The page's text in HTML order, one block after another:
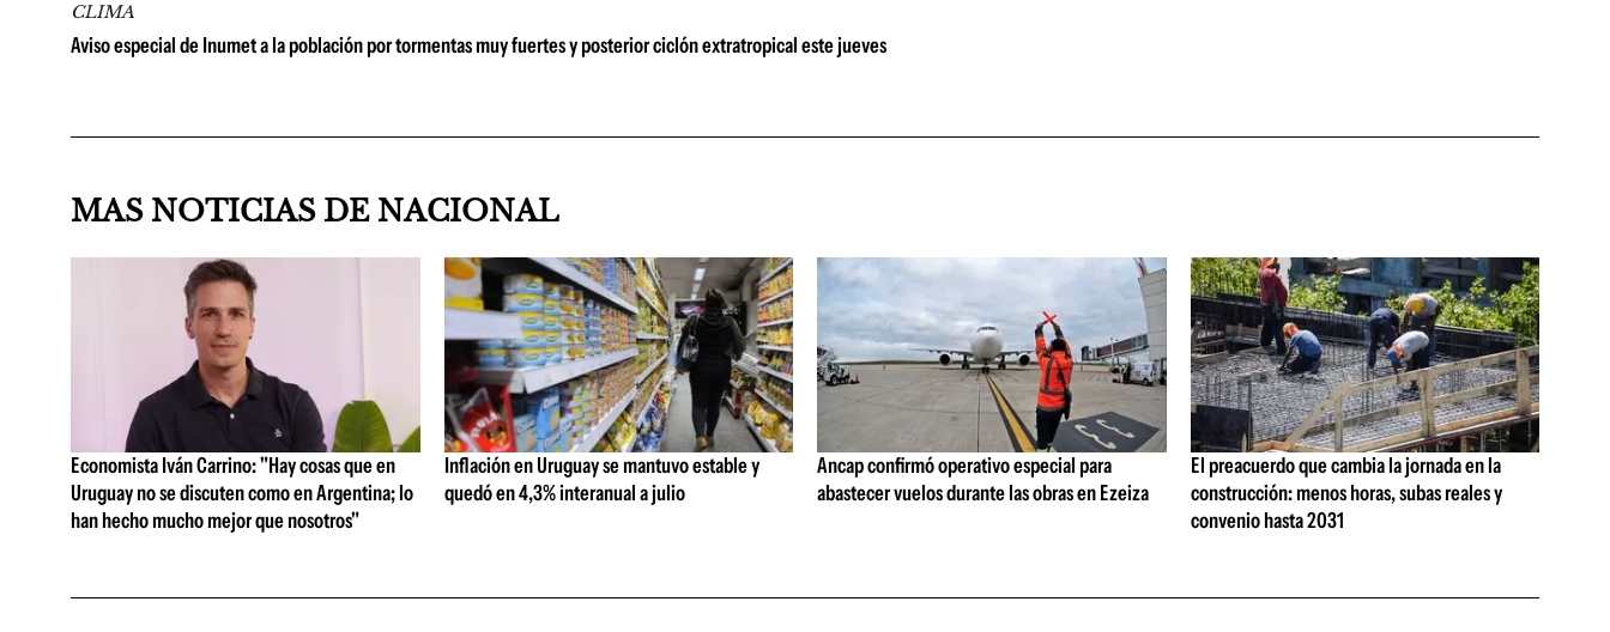
CLIMA
Aviso especial de Inumet a la población por tormentas muy fuertes y posterior ciclón extratropical este jueves
MAS NOTICIAS DE NACIONAL
Economista Iván Carrino: "Hay cosas que en
Uruguay no se discuten como en Argentina; lo
han hecho mucho mejor que nosotros"
Inflación en Uruguay se mantuvo estable y
quedó en 4,3% interanual a julio
Ancap confirmó operativo especial para
abastecer vuelos durante las obras en Ezeiza
El preacuerdo que cambia la jornada en la
construcción: menos horas, subas reales y
convenio hasta 2031